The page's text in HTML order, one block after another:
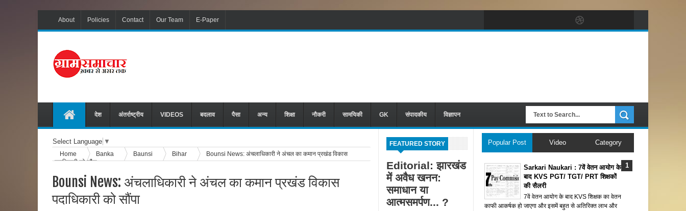
About Policies Contact Our Team E-Paper
देश अंतर्राष्ट्रीय VIDEOS बदलाव पैसा अन्य शिक्षा नौकरी सामयिकी GK संपादकीय विज्ञापन
FEATURED STORY
Editorial: झारखंड
में अवैध खनन:
समाधान या
आत्मसमर्पण... ?
Select Language ▼
Home Banka Baunsi Bihar
Bounsi News: अंचलाधिकारी ने अंचल का कमान प्रखंड विकास
पदाधिकारी को सौंपा
Bounsi News: अंचलाधिकारी ने अंचल का कमान प्रखंड विकास
पदाधिकारी को सौंपा
Popular Post Video Category
Sarkari Naukari : 7वें वेतन आयोग के
बाद KVS PGT/ TGT/ PRT शिक्षकों
की सैलरी
7वें वेतन आयोग के बाद KVS शिक्षक का वेतन
काफी आकर्षक हो जाएगा और इसमें बहुत से अतिरिक्त लाभ और